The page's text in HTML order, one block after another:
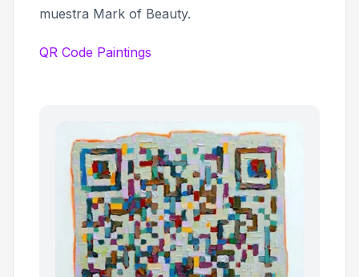
muestra Mark of Beauty.
QR Code Paintings